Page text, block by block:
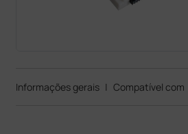
Informações gerais | Compatível com